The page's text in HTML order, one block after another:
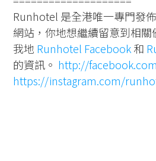
Runhotel 是全港唯一專門發
網站，你地想繼續留意到相
我地 Runhotel Facebook和
的資訊。 http://
https://instagram.com/